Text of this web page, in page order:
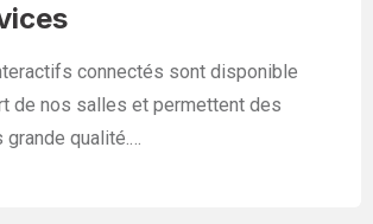
connectés sont disponible
de nos salles et permettent des
qualité.…